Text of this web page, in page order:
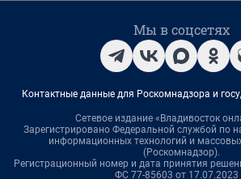
Мы в соцсетях
Контактные данные для Роскомнадзора и
Сетевое издание «Владивосток
Зарегистрировано Федеральной службой по
информационных технологий и
(Роскомнадзор).
Регистрационный номер и дата принятия
ФС 77-85603 от 17.07.2023